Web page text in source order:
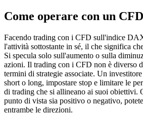
Come operare con un
Facendo trading con i CFD sull'indice
l'attività sottostante in sé, il che significa
Si specula solo sull'aumento o sulla
azioni. Il trading con i CFD non è diverso
termini di strategie associate. Un
short o long, impostare stop e limitare le
di trading che si allineano ai suoi obiettivi.
punto di vista sia positivo o negativo,
entrambe le direzioni.